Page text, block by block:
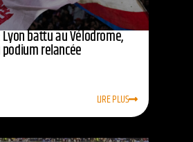
Lyon battu au Vélodrome,
relancée
LIRE PLUS